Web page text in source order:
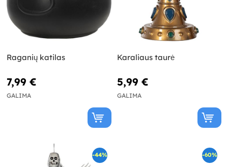
Raganių katilas
7,99 €
GALIMA
Karaliaus taurė
5,99 €
GALIMA
-44% -60%